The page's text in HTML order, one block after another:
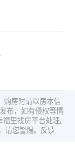
购房时请以房本信
布，如有侵权等情
里找房平台处理。
请您警惕。 反馈